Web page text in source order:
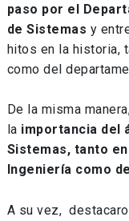
paso por el
de Sistemas y
hitos en la historia,
como del
De la misma
la importancia del
Sistemas, tanto
Ingeniería como
A su vez,